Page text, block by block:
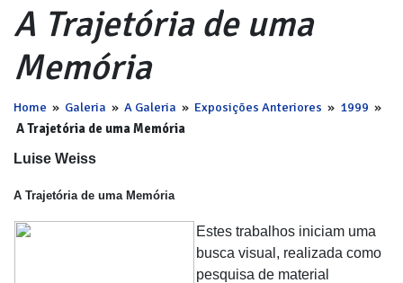
A Trajetória de uma
Memória
Home » Galeria » A Galeria » Exposições Anteriores » 1999 »
A Trajetória de uma Memória
Luise Weiss
A Trajetória de uma Memória
Estes trabalhos iniciam uma
busca visual, realizada como
pesquisa de material